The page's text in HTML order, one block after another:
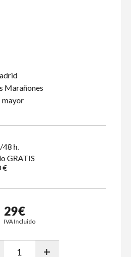
Marañones
48 h.
GRATIS
€
29€
IVA Incluido